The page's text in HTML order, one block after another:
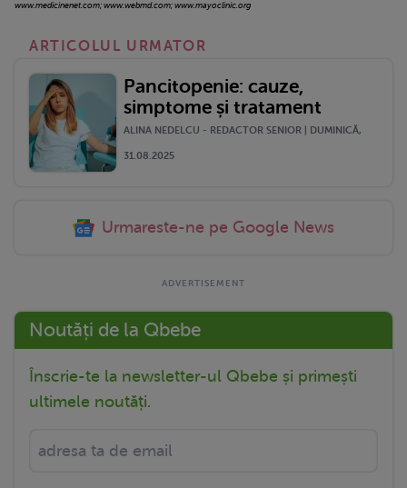
www.medicinenet.com; www.webmd.com; www.mayoclinic.org
ARTICOLUL URMATOR
Pancitopenie: cauze,
simptome și tratament
ALINA NEDELCU - REDACTOR SENIOR | DUMINICĂ,
31.08.2025
Urmareste-ne pe Google News
Noutăți de la Qbebe
Înscrie-te la newsletter-ul Qbebe și primești
ultimele noutăți.